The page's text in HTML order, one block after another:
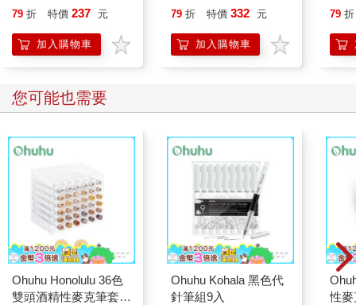
79 折 特價 237 元
加入購物車
的商業寶藏
79 折 特價 332 元
加入購物車
運
錢
79 折
您可能也需要
Ohuhu Honolulu 36色
雙頭酒精性麥克筆套組
Ohuhu Kohala 黑色代
針筆組9入
性